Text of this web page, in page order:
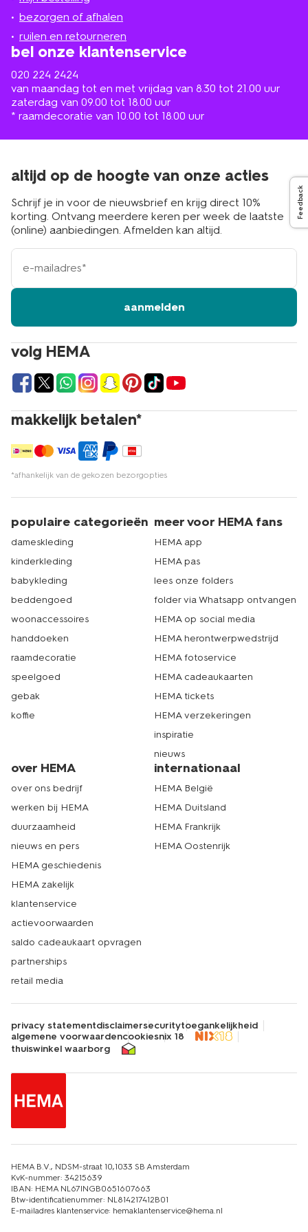
bezorgen of afhalen
ruilen en retourneren
bel onze klantenservice
020 224 2424
van maandag tot en met vrijdag van 8.30 tot 21.00 uur
zaterdag van 09.00 tot 18.00 uur
* raamdecoratie van 10.00 tot 18.00 uur
in
de
buurt
volg HEMA
makkelijk betalen*
*afhankelijk van de gekozen bezorgopties
altijd op de hoogte van onze acties
Schrijf je in voor de nieuwsbrief en krijg direct 10%
korting. Ontvang meerdere keren per week de laatste
(online) aanbiedingen. Afmelden kan altijd.
e-
mailadres
aanmelden
populaire categorieën
dameskleding
kinderkleding
babykleding
beddengoed
woonaccessoires
handdoeken
raamdecoratie
speelgoed
gebak
koffie
meer voor HEMA fans
HEMA app
HEMA pas
lees onze folders
folder via Whatsapp ontvangen
HEMA op social media
HEMA herontwerpwedstrijd
HEMA fotoservice
HEMA cadeaukaarten
HEMA tickets
HEMA verzekeringen
inspiratie
nieuws
over HEMA
over ons bedrijf
werken bij HEMA
duurzaamheid
nieuws en pers
HEMA geschiedenis
HEMA zakelijk
klantenservice
actievoorwaarden
saldo cadeaukaart opvragen
partnerships
retail media
internationaal
HEMA België
HEMA Duitsland
HEMA Frankrijk
HEMA Oostenrijk
privacy statementdisclaimersecuritytoegankelijkheid
algemene voorwaardencookiesnix 18
thuiswinkel waarborg
HEMA B.V., NDSM-straat 10,1033 SB Amsterdam
KvK-nummer: 34215639
IBAN: HEMA NL67INGB0651607663
Btw-identificatienummer: NL814217412B01
E-mailadres klantenservice: hemaklantenservice@hema.nl
Feedback